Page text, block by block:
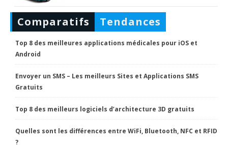
Comparatifs Tendances
Top 8 des meilleures applications médicales pour iOS et
Android
Envoyer un SMS – Les meilleurs Sites et Applications SMS
Gratuits
Top 8 des meilleurs logiciels d’architecture 3D gratuits
Quelles sont les différences entre WiFi, Bluetooth, NFC et RFID
?